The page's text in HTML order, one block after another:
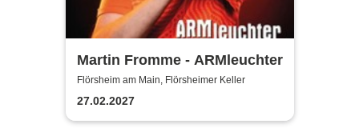
Martin Fromme - ARMleuchter
Flörsheim am Main, Flörsheimer Keller
27.02.2027